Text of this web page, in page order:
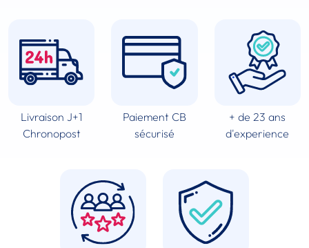
Livraison J+1
Chronopost
Paiement CB
sécurisé
+ de 23 ans
d'experience